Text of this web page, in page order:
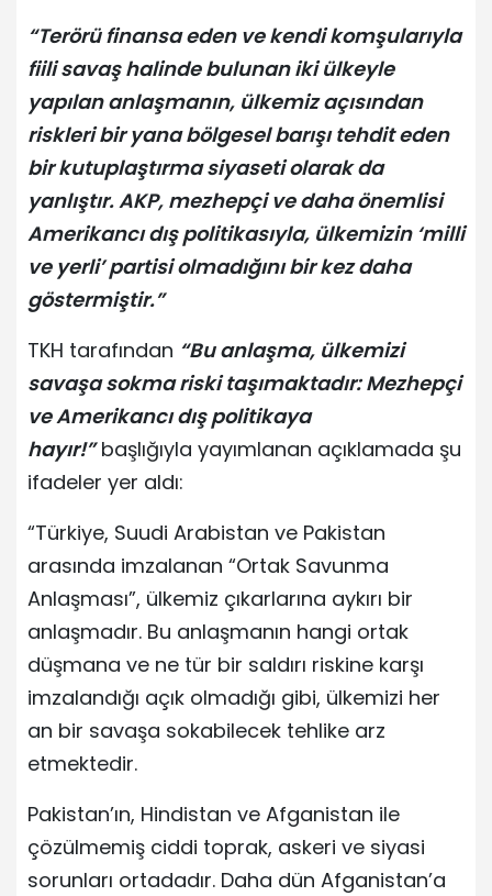
“Terörü finansa eden ve kendi komşularıyla
fiili savaş halinde bulunan iki ülkeyle
yapılan anlaşmanın, ülkemiz açısından
riskleri bir yana bölgesel barışı tehdit eden
bir kutuplaştırma siyaseti olarak da
yanlıştır. AKP, mezhepçi ve daha önemlisi
Amerikancı dış politikasıyla, ülkemizin ‘milli
ve yerli’ partisi olmadığını bir kez daha
göstermiştir.”
TKH tarafından “Bu anlaşma, ülkemizi
savaşa sokma riski taşımaktadır: Mezhepçi
ve Amerikancı dış politikaya
hayır!”başlığıyla yayımlanan açıklamada şu
ifadeler yer aldı:
“Türkiye, Suudi Arabistan ve Pakistan
arasında imzalanan “Ortak Savunma
Anlaşması”, ülkemiz çıkarlarına aykırı bir
anlaşmadır. Bu anlaşmanın hangi ortak
düşmana ve ne tür bir saldırı riskine karşı
imzalandığı açık olmadığı gibi, ülkemizi her
an bir savaşa sokabilecek tehlike arz
etmektedir.
Pakistan’ın, Hindistan ve Afganistan ile
çözülmemiş ciddi toprak, askeri ve siyasi
sorunları ortadadır. Daha dün Afganistan’a